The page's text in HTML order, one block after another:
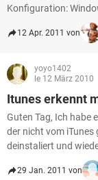
Konfiguration:
12 Apr. 2011 von
yoyo1402
le 12 März 2010
Itunes erkennt
Guten Tag, Ich habe
der nicht vom
deinstaliert und
29 Jan. 2011 von